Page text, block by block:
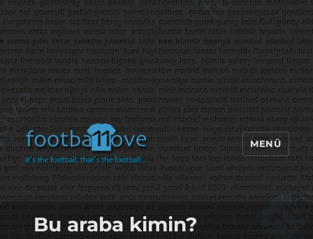
footbaLLove
MENÜ
Bu araba kimin?